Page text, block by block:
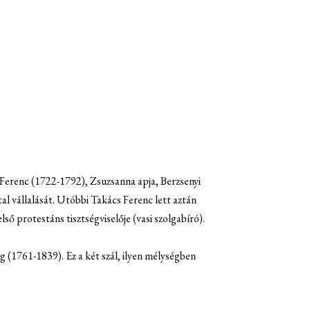
(1722-1792), Zsuzsanna apja, Berzsenyi
vállalását. Utóbbi Takács Ferenc lett aztán
protestáns tisztségviselője (vasi szolgabíró).
1839). Ez a két szál, ilyen mélységben